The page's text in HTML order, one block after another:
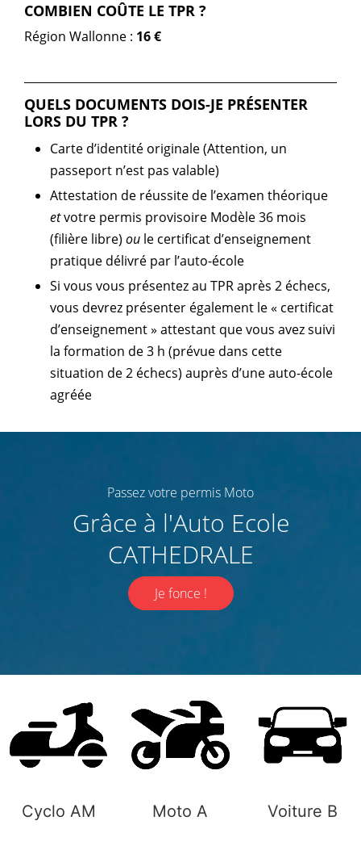
COMBIEN COÛTE LE TPR ?
Région Wallonne : 16 €
QUELS DOCUMENTS DOIS-JE PRÉSENTER
LORS DU TPR ?
Carte d’identité originale (Attention, un
passeport n’est pas valable)
Attestation de réussite de l’examen théorique
etvotre permis provisoire Modèle 36 mois
(filière libre) ou le certificat d’enseignement
pratique délivré par l’auto-école
Si vous vous présentez au TPR après 2 échecs,
vous devrez présenter également le « certificat
d’enseignement » attestant que vous avez suivi
la formation de 3 h (prévue dans cette
situation de 2 échecs) auprès d’une auto-école
agréée
Passez votre permis Moto
Grâce à l'Auto Ecole
CATHEDRALE
Je fonce !
Cyclo AM Moto A Voiture B